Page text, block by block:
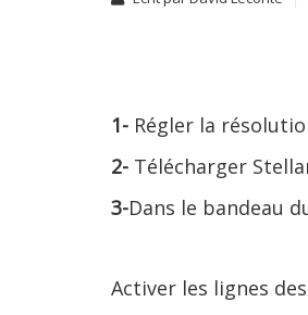
1- Régler la
2- Télécharger S
3-Dans le bandeau
Activer les lignes